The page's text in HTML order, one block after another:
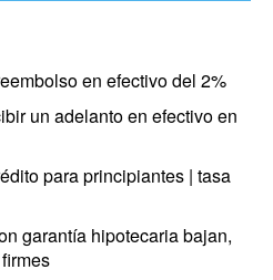
en efectivo del 2%
un adelanto en efectivo en
para principiantes | tasa
garantía hipotecaria bajan,